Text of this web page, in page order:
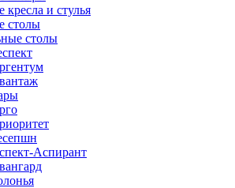
и стулья
столы
столы
Аспирант